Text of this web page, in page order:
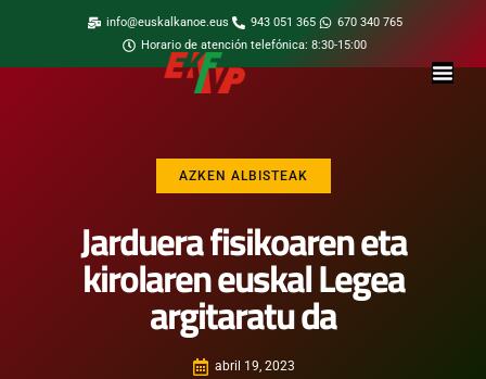
info@euskalkanoe.eus 943 051 365
670 340 765
Horario de atención telefónica: 8:30-15:00
AZKEN ALBISTEAK
Jarduera fisikoaren eta
kirolaren euskal Legea
argitaratu da
abril 19, 2023